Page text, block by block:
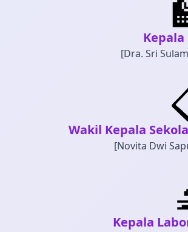
Kepala
[Dra. Sri
Wakil Kepala
[Novita Dwi
Kepala